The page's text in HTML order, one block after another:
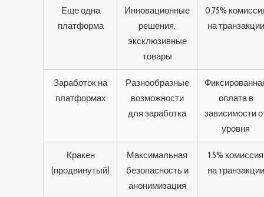
Еще одна
платформа
Инновационные
решения,
эксклюзивные
товары
0.75%
на транзакции
Заработок на
платформах
Разнообразные
возможности
для заработка
оплата в
зависимости
уровня
Кракен
(продвинутый)
Максимальная
безопасность и
анонимизация
1.5% комиссия
на транзакции